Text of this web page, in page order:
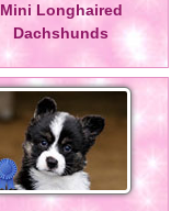
Mini Longhaired
Dachshunds